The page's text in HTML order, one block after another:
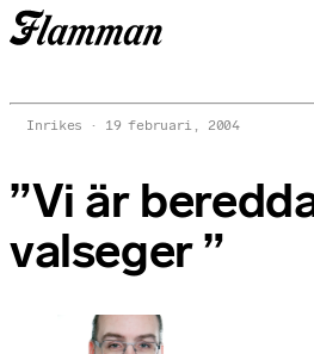
Inrikes 19 februari, 2004
”Vi är
valseger ”